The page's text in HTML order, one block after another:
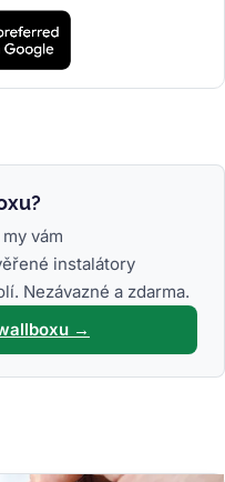
vám
instalátory
Nezávazné a zdarma.
→